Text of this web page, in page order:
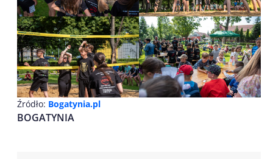
Źródło: Bogatynia.pl
BOGATYNIA